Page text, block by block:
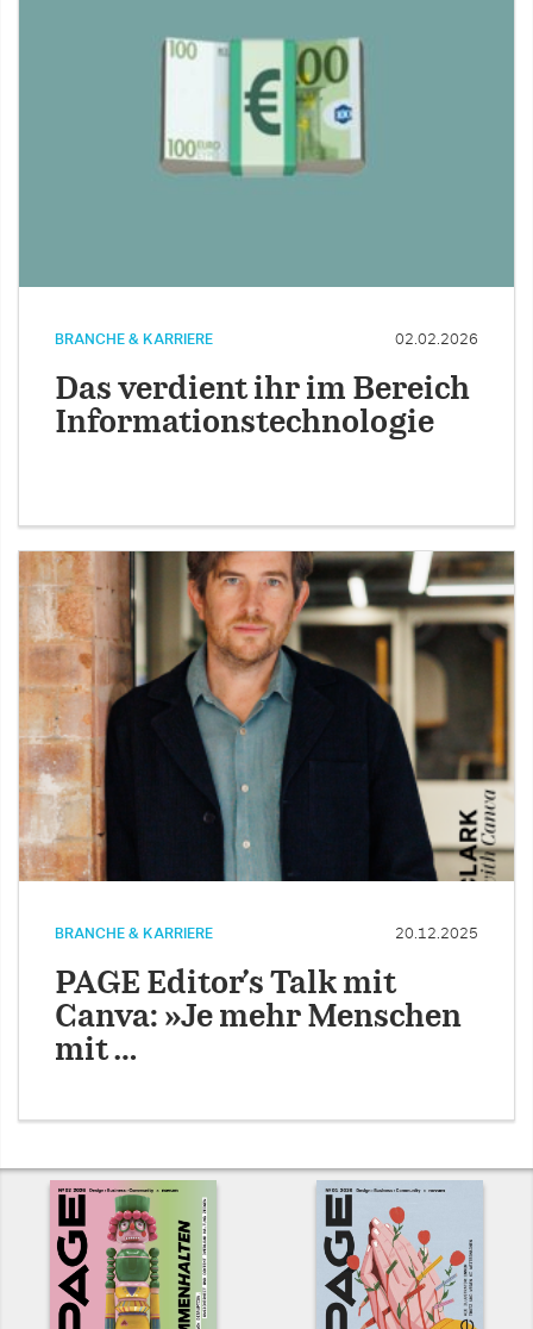
BRANCHE & KARRIERE 02.02.2026
Das verdient ihr im Bereich
Informationstechnologie
BRANCHE & KARRIERE 20.12.2025
PAGE Editor’s Talk mit
Canva: »Je mehr Menschen
mit …